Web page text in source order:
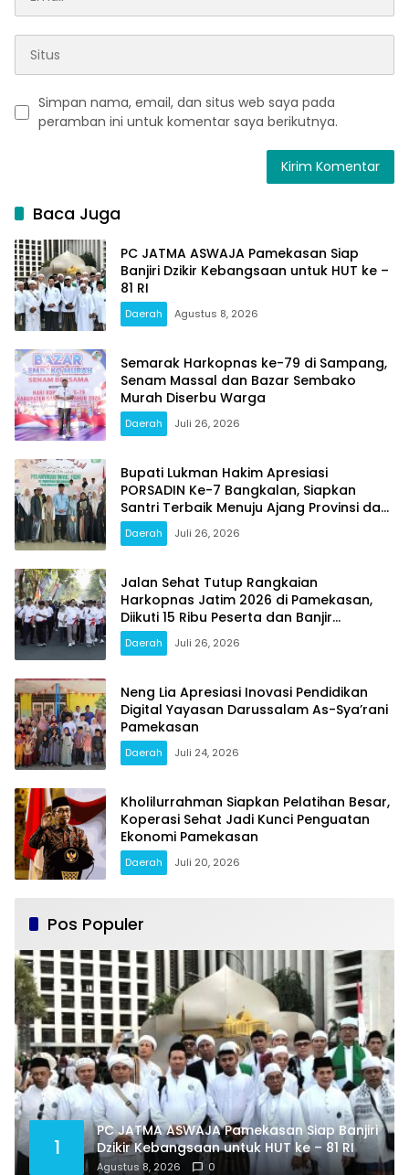
Simpan nama, email, dan situs web saya pada
peramban ini untuk komentar saya berikutnya.
Baca Juga
PC JATMA ASWAJA Pamekasan Siap
Banjiri Dzikir Kebangsaan untuk HUT ke –
81 RI
Daerah Agustus 8, 2026
Semarak Harkopnas ke-79 di Sampang,
Senam Massal dan Bazar Sembako
Murah Diserbu Warga
Daerah Juli 26, 2026
Bupati Lukman Hakim Apresiasi
PORSADIN Ke-7 Bangkalan, Siapkan
Santri Terbaik Menuju Ajang Provinsi dan
Nasional
Daerah Juli 26, 2026
Jalan Sehat Tutup Rangkaian
Harkopnas Jatim 2026 di Pamekasan,
Diikuti 15 Ribu Peserta dan Banjir
Doorprize
Daerah Juli 26, 2026
Neng Lia Apresiasi Inovasi Pendidikan
Digital Yayasan Darussalam As-Sya’rani
Pamekasan
Daerah Juli 24, 2026
Kholilurrahman Siapkan Pelatihan Besar,
Koperasi Sehat Jadi Kunci Penguatan
Ekonomi Pamekasan
Daerah Juli 20, 2026
Pos Populer
1
PC JATMA ASWAJA Pamekasan Siap Banjiri
Dzikir Kebangsaan untuk HUT ke – 81 RI
Agustus 8, 2026 0